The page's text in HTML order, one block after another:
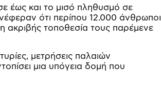
έως και το μισό πληθυσμό σε
ότι περίπου 12.000 άνθρωποι
τοποθεσία τους παρέμενε
μετρήσεις παλαιών
μια υπόγεια δομή που